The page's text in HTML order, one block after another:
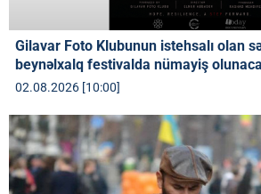
Gilavar Foto Klubunun istehsalı olan
beynəlxalq festivalda nümayiş
02.08.2026 [10:00]